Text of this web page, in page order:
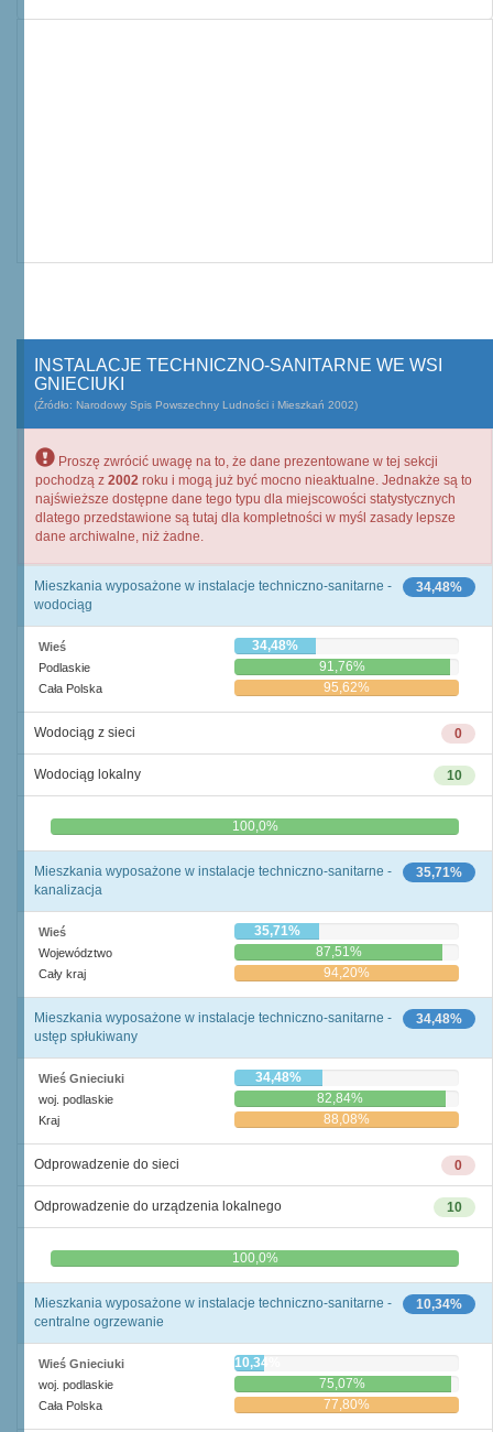
INSTALACJE TECHNICZNO-SANITARNE WE WSI
GNIECIUKI
(Źródło: Narodowy Spis Powszechny Ludności i Mieszkań 2002)
Proszę zwrócić uwagę na to, że dane prezentowane w tej sekcji
pochodzą z 2002 roku i mogą już być mocno nieaktualne. Jednakże są to
najświeższe dostępne dane tego typu dla miejscowości statystycznych
dlatego przedstawione są tutaj dla kompletności w myśl zasady lepsze
dane archiwalne, niż żadne.
34,48%
Mieszkania wyposażone w instalacje techniczno-sanitarne -
wodociąg
Wieś 34,48%
Podlaskie 91,76%
Cała Polska 95,62%
0
Wodociąg z sieci
10
Wodociąg lokalny
0,0% 100,0%
35,71%
Mieszkania wyposażone w instalacje techniczno-sanitarne -
kanalizacja
Wieś 35,71%
Województwo 87,51%
Cały kraj 94,20%
34,48%
Mieszkania wyposażone w instalacje techniczno-sanitarne -
ustęp spłukiwany
Wieś Gnieciuki 34,48%
woj. podlaskie 82,84%
Kraj 88,08%
0
Odprowadzenie do sieci
10
Odprowadzenie do urządzenia lokalnego
0,0% 100,0%
10,34%
Mieszkania wyposażone w instalacje techniczno-sanitarne -
centralne ogrzewanie
Wieś Gnieciuki 10,34%
woj. podlaskie 75,07%
Cała Polska 77,80%